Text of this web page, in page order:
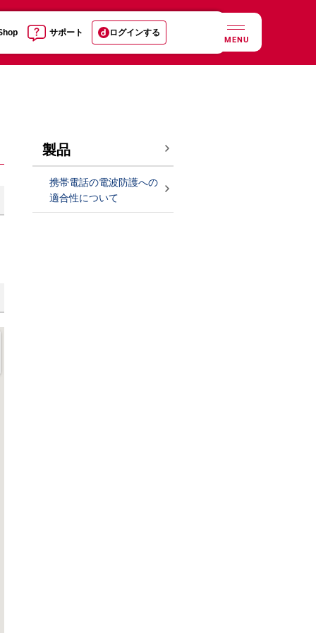
サポート ログインする
MENU
製品
携帯電話の電波防護への
適合性について